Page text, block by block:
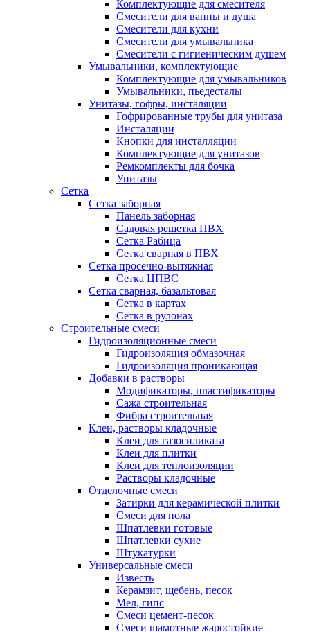
Комплектующие для смесителя
Смесители для ванны и душа
Смесители для кухни
Смесители для умывальника
Смесители с гигиеническим душем
Умывальники, комплектующие
Комплектующие для умывальников
Умывальники, пьедесталы
Унитазы, гофры, инсталяции
Гофрированные трубы для унитаза
Инсталяции
Кнопки для инсталляции
Комплектующие для унитазов
Ремкомплекты для бочка
Унитазы
Сетка
Сетка заборная
Панель заборная
Садовая решетка ПВХ
Сетка Рабица
Сетка сварная в ПВХ
Сетка просечно-вытяжная
Сетка ЦПВС
Сетка сварная, базальтовая
Сетка в картах
Сетка в рулонах
Строительные смеси
Гидроизоляционные смеси
Гидроизоляция обмазочная
Гидроизоляция проникающая
Добавки в растворы
Модификаторы, пластификаторы
Сажа строительная
Фибра строительная
Клеи, растворы кладочные
Клеи для газосиликата
Клеи для плитки
Клеи для теплоизоляции
Растворы кладочные
Отделочные смеси
Затирки для керамической плитки
Смеси для пола
Шпатлевки готовые
Шпатлевки сухие
Штукатурки
Универсальные смеси
Известь
Керамзит, щебень, песок
Мел, гипс
Смеси цемент-песок
Смеси шамотные жаростойкие